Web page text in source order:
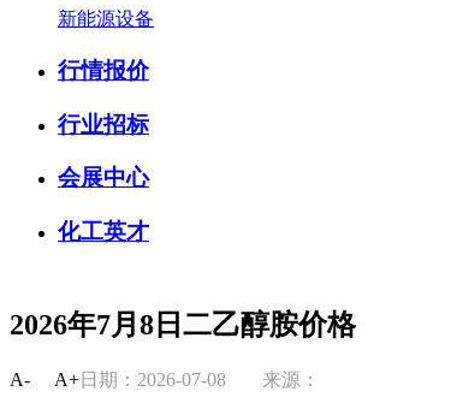
新能源设备
行情报价
行业招标
会展中心
化工英才
2026年7月8日二乙醇胺价格
A- A+日期：2026-07-08 来源：